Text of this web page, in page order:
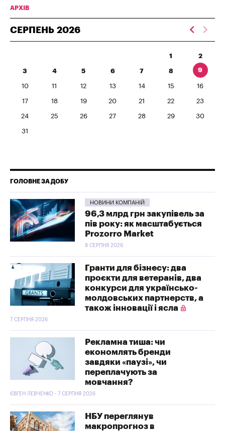
АРХІВ
СЕРПЕНЬ 2026
1 2
3 4 5 6 7 8 9
10 11 12 13 14 15 16
17 18 19 20 21 22 23
24 25 26 27 28 29 30
31
ГОЛОВНЕ ЗА ДОБУ
НОВИНИ КОМПАНІЙ
96,3 млрд грн закупівель за
пів року: як масштабується
Prozorro Market
8 СЕРПНЯ 2026
Гранти для бізнесу: два
проєкти для ветеранів, два
конкурси для українсько-
молдовських партнерств, а
також інновації і ясла
7 СЕРПНЯ 2026
Рекламна тиша: чи
економлять бренди
завдяки «паузі», чи
переплачують за
мовчання?
ЄВГЕН ЛЕВЧЕНКО - 7 СЕРПНЯ 2026
НБУ переглянув
макропрогноз в